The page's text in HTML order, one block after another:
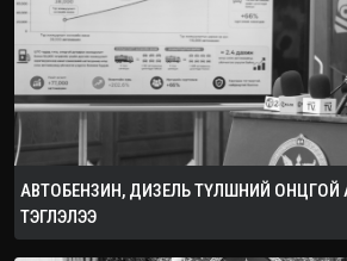
АВТОБЕНЗИН, ДИЗЕЛЬ ТҮЛШНИЙ ОНЦГОЙ
ТЭГЛЭЛЭЭ